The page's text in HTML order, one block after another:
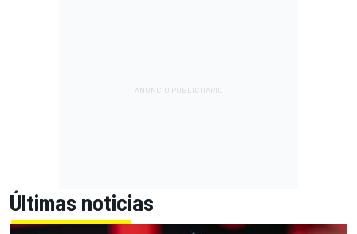
Últimas noticias